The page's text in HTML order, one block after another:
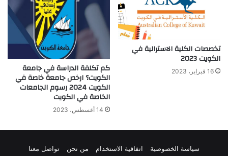
تخصصات الكلية الاسترالية في
الكويت 2023
16 فبراير، 2023 كم تكلفة الدراسة في جامعة
الكويت؟ ارخص جامعة خاصة في
الكويت 2024 رسوم الجامعات
الخاصة في الكويت
14 أغسطس، 2023
سياسة الخصوصية اتفاقية الاستخدام من نحن تواصل معنا